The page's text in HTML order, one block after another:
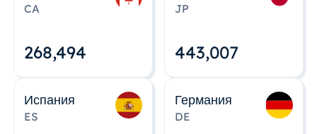
CA
268,495
JP
443,008
Испания
ES
Германия
DE